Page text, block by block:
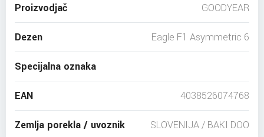
Proizvodjač GOODYEAR
Dezen Eagle F1 Asymmetric 6
Specijalna oznaka
EAN 4038526074768
Zemlja porekla / uvoznik SLOVENIJA / BAKI DOO